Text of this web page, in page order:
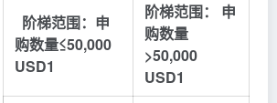
阶梯范围：申
购数量≤50,000
USD1
阶梯范围： 申
购数量
>50,000
USD1